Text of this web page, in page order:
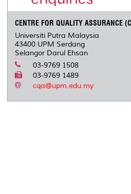
CENTRE FOR QUALITY ASSURANCE
Universiti Putra Malaysia
43400 UPM Serdang
Selangor Darul Ehsan
03-9769 1508
03-9769 1489
cqa@upm.edu.my